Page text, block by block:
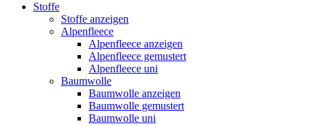
Stoffe
Stoffe anzeigen
Alpenfleece
Alpenfleece anzeigen
Alpenfleece gemustert
Alpenfleece uni
Baumwolle
Baumwolle anzeigen
Baumwolle gemustert
Baumwolle uni